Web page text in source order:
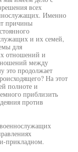
всех
Именно
причины
и их семей,
для
отношений и
между
это продолжает
На этот
полноте и
приблизить
против
прикладном.